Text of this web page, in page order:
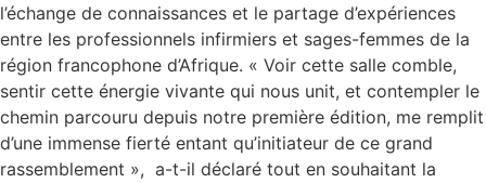
l’échange de connaissances et le partage d’expériences
entre les professionnels infirmiers et sages-femmes de la
région francophone d’Afrique. « Voir cette salle comble,
sentir cette énergie vivante qui nous unit, et contempler le
chemin parcouru depuis notre première édition, me remplit
d’une immense fierté entant qu’initiateur de ce grand
rassemblement », a-t-il déclaré tout en souhaitant la